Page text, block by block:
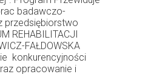
badawczo-
przedsiębiorstwo
REHABILITACJI
FAŁDOWSKA
konkurencyjności
opracowanie i